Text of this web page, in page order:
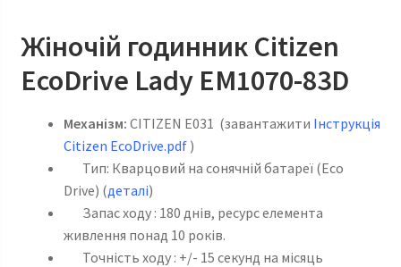
Жіночій годинник Citizen
EcoDrive Lady EM1070-83D
Механізм: CITIZEN E031 (завантажити Інструкція
Citizen EcoDrive.pdf )
Тип: Кварцовий на сонячній батареї (Eco
Drive) (деталі)
Запас ходу : 180 днів, ресурс елемента
живлення понад 10 років.
Точність ходу : +/- 15 секунд на місяць